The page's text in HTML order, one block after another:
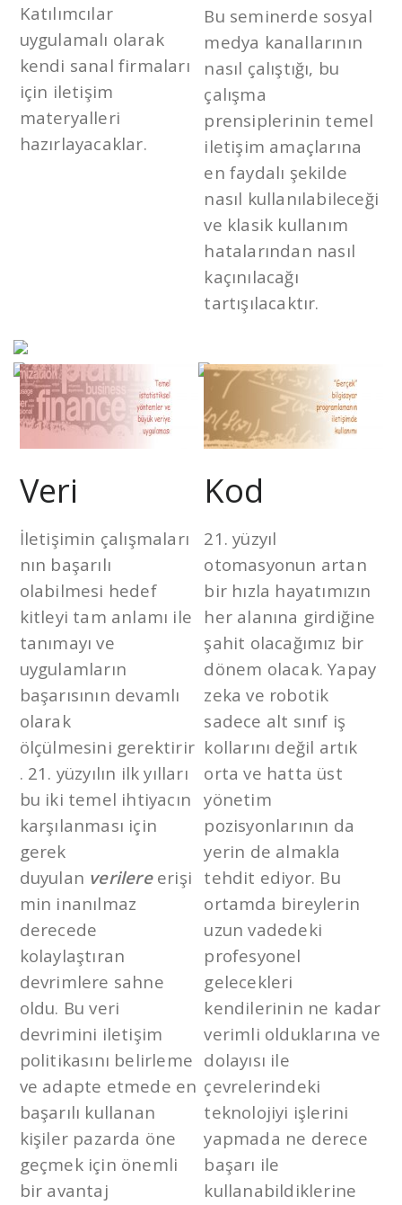
Katılımcılar
uygulamalı olarak
kendi sanal firmaları
için iletişim
materyalleri
hazırlayacaklar.
Bu seminerde sosyal
medya kanallarının
nasıl çalıştığı, bu
çalışma
prensiplerinin temel
iletişim amaçlarına
en faydalı şekilde
nasıl kullanılabileceği
ve klasik kullanım
hatalarından nasıl
kaçınılacağı
tartışılacaktır.
Veri
İletişimin çalışmaları
nın başarılı
olabilmesi hedef
kitleyi tam anlamı ile
tanımayı ve
uygulamların
başarısının devamlı
olarak
ölçülmesini gerektirir
. 21. yüzyılın ilk yılları
bu iki temel ihtiyacın
karşılanması için
gerek
duyulan verilereerişi
min inanılmaz
derecede
kolaylaştıran
devrimlere sahne
oldu. Bu veri
devrimini iletişim
politikasını belirleme
ve adapte etmede en
başarılı kullanan
kişiler pazarda öne
geçmek için önemli
bir avantaj
Kod
21. yüzyıl
otomasyonun artan
bir hızla hayatımızın
her alanına girdiğine
şahit olacağımız bir
dönem olacak. Yapay
zeka ve robotik
sadece alt sınıf iş
kollarını değil artık
orta ve hatta üst
yönetim
pozisyonlarının da
yerin de almakla
tehdit ediyor. Bu
ortamda bireylerin
uzun vadedeki
profesyonel
gelecekleri
kendilerinin ne kadar
verimli olduklarına ve
dolayısı ile
çevrelerindeki
teknolojiyi işlerini
yapmada ne derece
başarı ile
kullanabildiklerine